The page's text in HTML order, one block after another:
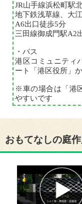
JR山手線浜松町駅
地下鉄浅草線、大
A6出口徒歩5分
三田線御成門駅
・バス
港区コミュニティ
ート「港区役所」
※車の場合は「港
やすいです
おもてなしの庭